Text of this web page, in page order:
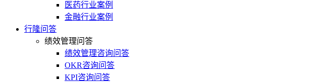
医药行业案例
金融行业案例
行隆问答
绩效管理问答
绩效管理咨询问答
OKR咨询问答
KPI咨询问答